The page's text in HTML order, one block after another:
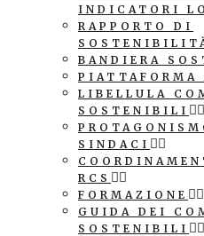
INDICATORI
RAPPORTO DI
BANDIERA
PIATTAFORMA
LIBELLULA
SOSTENIBILI
SINDACI
RCS
FORMAZIONE
GUIDA DEI
SOSTENIBILI